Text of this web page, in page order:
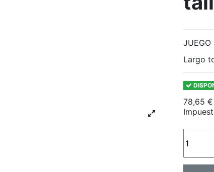
JUEGO
Largo
78,65 €